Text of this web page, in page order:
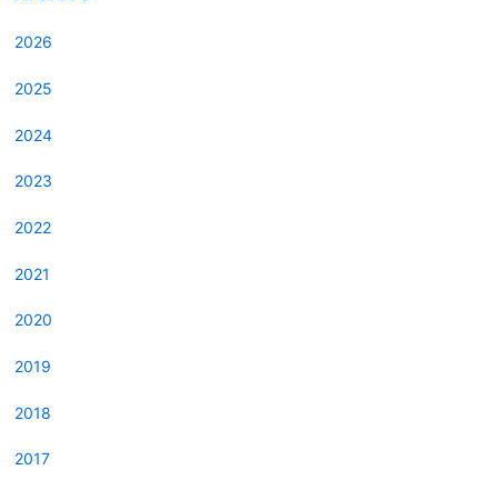
2026
2025
2024
2023
2022
2021
2020
2019
2018
2017